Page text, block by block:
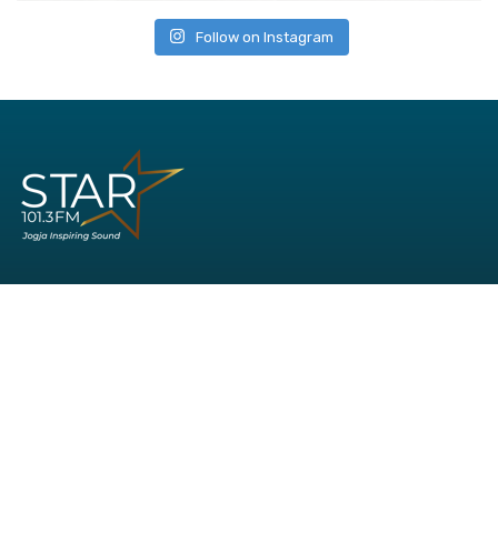
Follow on Instagram